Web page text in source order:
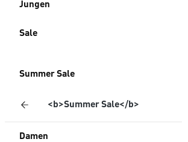
Jungen
Sale
Summer Sale
<b>Summer Sale</b>
Damen